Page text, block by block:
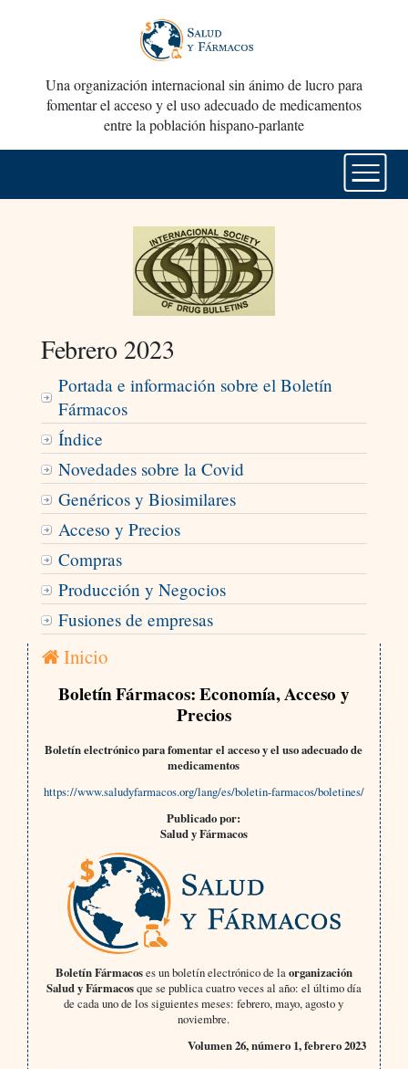
Una organización internacional sin ánimo de lucro para
fomentar el acceso y el uso adecuado de medicamentos
entre la población hispano-parlante
Febrero 2023
Portada e información sobre el Boletín
Fármacos
Índice
Novedades sobre la Covid
Genéricos y Biosimilares
Acceso y Precios
Compras
Producción y Negocios
Fusiones de empresas
Inicio
Boletín Fármacos: Economía, Acceso y
Precios
Boletín electrónico para fomentar el acceso y el uso adecuado de
medicamentos
https://www.saludyfarmacos.org/lang/es/boletin-farmacos/boletines/
Publicado por:
Salud y Fármacos
Boletín Fármacoses un boletín electrónico de laorganización
Salud y Fármacosque se publica cuatro veces al año: el último día
de cada uno de los siguientes meses: febrero, mayo, agosto y
noviembre.
Volumen 26, número 1, febrero 2023